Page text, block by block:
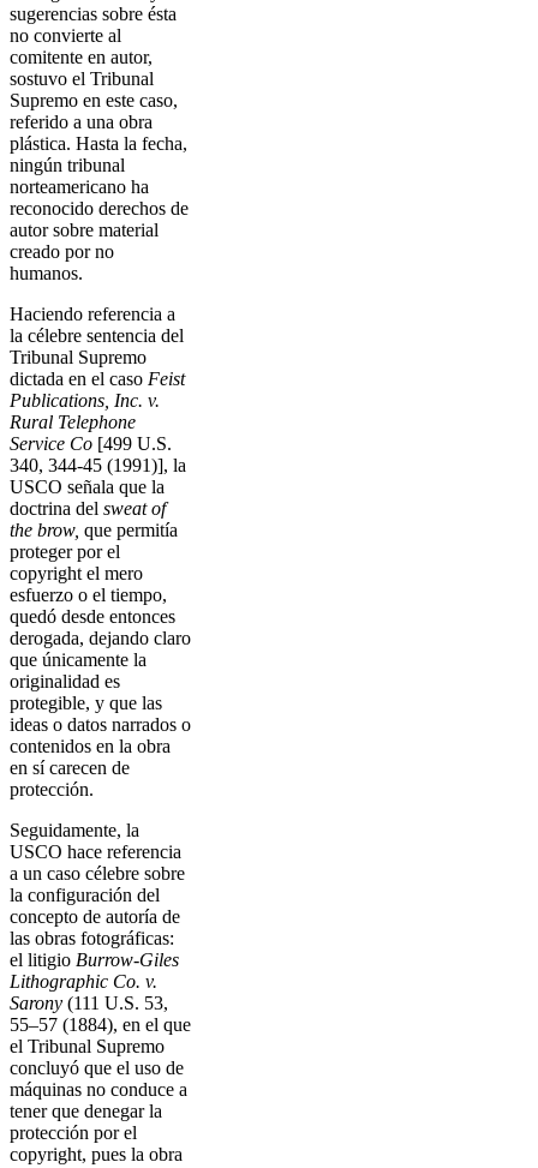
sugerencias sobre ésta
no convierte al
comitente en autor,
sostuvo el Tribunal
Supremo en este caso,
referido a una obra
plástica. Hasta la fecha,
ningún tribunal
norteamericano ha
reconocido derechos de
autor sobre material
creado por no
humanos.
Haciendo referencia a
la célebre sentencia del
Tribunal Supremo
dictada en el caso Feist
Publications, Inc. v.
Rural Telephone
Service Co [499 U.S.
340, 344-45 (1991)], la
USCO señala que la
doctrina del sweat of
the brow, que permitía
proteger por el
copyright el mero
esfuerzo o el tiempo,
quedó desde entonces
derogada, dejando claro
que únicamente la
originalidad es
protegible, y que las
ideas o datos narrados o
contenidos en la obra
en sí carecen de
protección.
Seguidamente, la
USCO hace referencia
a un caso célebre sobre
la configuración del
concepto de autoría de
las obras fotográficas:
el litigio Burrow-Giles
Lithographic Co. v.
Sarony (111 U.S. 53,
55–57 (1884), en el que
el Tribunal Supremo
concluyó que el uso de
máquinas no conduce a
tener que denegar la
protección por el
copyright, pues la obra